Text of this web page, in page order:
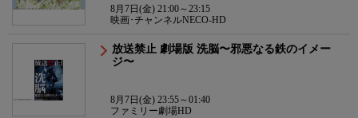
8月7日(金) 21:00～23:15
映画･チャンネルNECO-HD
放送禁止 劇場版 洗脳〜邪悪なる鉄のイメー
ジ〜
8月7日(金) 23:55～01:40
ファミリー劇場HD